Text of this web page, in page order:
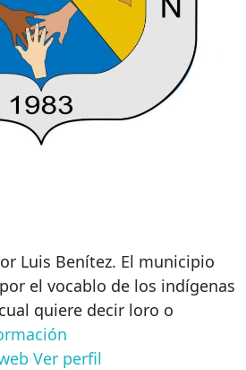
Luis Benítez. El municipio
el vocablo de los indígenas
quiere decir loro o
Ver perfil